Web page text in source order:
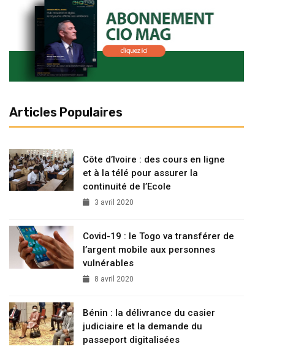
Articles Populaires
Côte d’Ivoire : des cours en ligne
et à la télé pour assurer la
continuité de l’Ecole
3 avril 2020
Covid-19 : le Togo va transférer de
l’argent mobile aux personnes
vulnérables
8 avril 2020
Bénin : la délivrance du casier
judiciaire et la demande du
passeport digitalisées